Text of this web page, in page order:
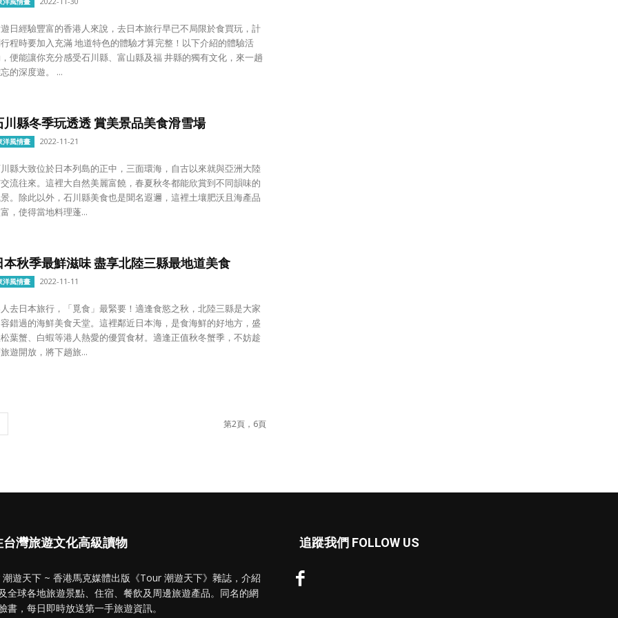
日經驗豐富的香港人來說，去日本旅行早已不局限於食買玩，計
程時要加入充滿 地道特色的體驗才算完整！以下介紹的體驗活
便能讓你充分感受石川縣、富山縣及福 井縣的獨有文化，來一趟
的深度遊。 ...
川縣冬季玩透透 賞美景品美食滑雪場
洋風情畫 2022-11-21
縣大致位於日本列島的正中，三面環海，自古以來就與亞洲大陸
流往來。這裡大自然美麗富饒，春夏秋冬都能欣賞到不同韻味的
。除此以外，石川縣美食也是聞名遐邇，這裡土壤肥沃且海產品
，使得當地料理蓬...
本秋季最鮮滋味 盡享北陸三縣最地道美食
洋風情畫 2022-11-11
去日本旅行，「覓食」最緊要！適逢食慾之秋，北陸三縣是大家
錯過的海鮮美食天堂。這裡鄰近日本海，是食海鮮的好地方，盛
葉蟹、白蝦等港人熱愛的優質食材。適逢正值秋冬蟹季，不妨趁
遊開放，將下趟旅...
第2頁，6頁
台灣旅遊文化高級讀物
遊天下 ~ 香港馬克媒體出版《Tour 潮遊天下》雜誌，介紹
全球各地旅遊景點、住宿、餐飲及周邊旅遊產品。同名的網
書，每日即時放送第一手旅遊資訊。
追蹤我們 FOLLOW US